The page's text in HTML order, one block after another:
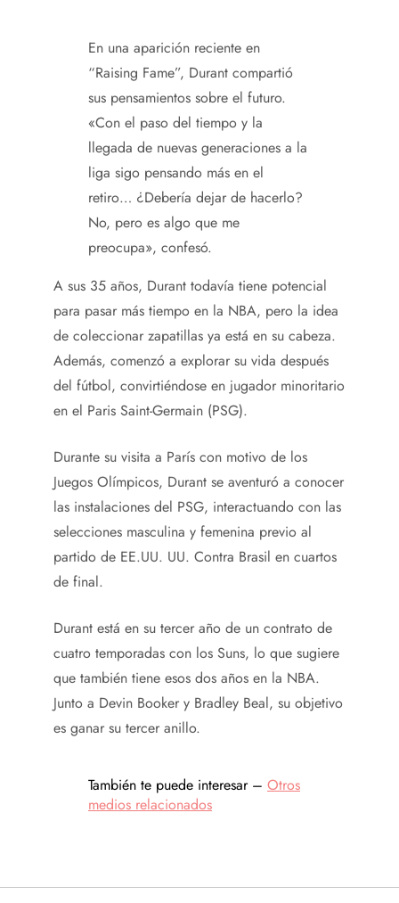
En una aparición reciente en
“Raising Fame”, Durant compartió
sus pensamientos sobre el futuro.
«Con el paso del tiempo y la
llegada de nuevas generaciones a la
liga sigo pensando más en el
retiro… ¿Debería dejar de hacerlo?
No, pero es algo que me
preocupa», confesó.
A sus 35 años, Durant todavía tiene potencial
para pasar más tiempo en la NBA, pero la idea
de coleccionar zapatillas ya está en su cabeza.
Además, comenzó a explorar su vida después
del fútbol, ​​convirtiéndose en jugador minoritario
en el Paris Saint-Germain (PSG).
Durante su visita a París con motivo de los
Juegos Olímpicos, Durant se aventuró a conocer
las instalaciones del PSG, interactuando con las
selecciones masculina y femenina previo al
partido de EE.UU. UU. Contra Brasil en cuartos
de final.
Durant está en su tercer año de un contrato de
cuatro temporadas con los Suns, lo que sugiere
que también tiene esos dos años en la NBA.
Junto a Devin Booker y Bradley Beal, su objetivo
es ganar su tercer anillo.
También te puede interesar – Otros
medios relacionados